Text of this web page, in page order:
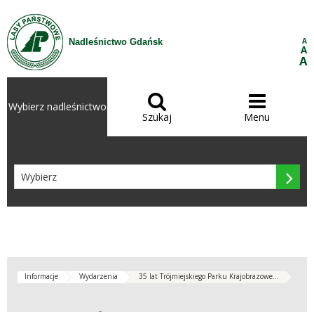
Przejdź do treści
Nadleśnictwo Gdańsk A
A
A
Wybierz nadleśnictwo 
Szukaj

Menu

Informacje Wydarzenia 35 lat Trójmiejskiego Parku Krajobrazowe...